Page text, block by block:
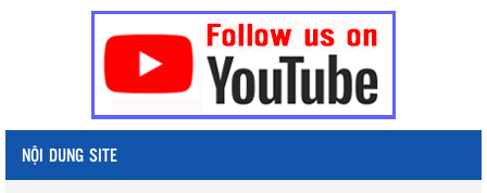
NỘI DUNG SITE